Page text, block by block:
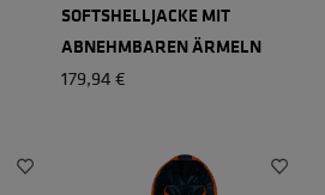
SOFTSHELLJACKE MIT
ABNEHMBAREN ÄRMELN
179,94 €